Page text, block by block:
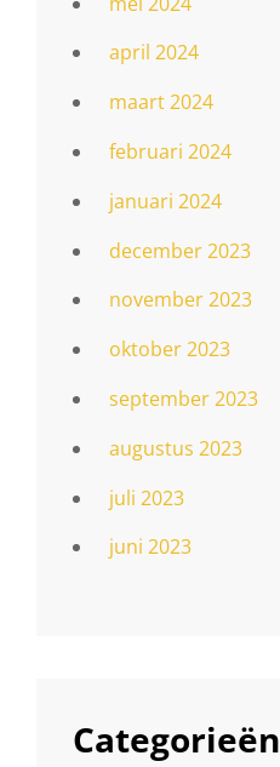
april 2024
maart 2024
februari 2024
januari 2024
december 2023
november 2023
oktober 2023
september 2023
augustus 2023
juli 2023
juni 2023
Categorieën